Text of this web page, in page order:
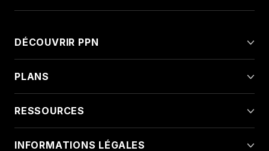
DÉCOUVRIR PPN
PLANS
RESSOURCES
INFORMATIONS LÉGALES